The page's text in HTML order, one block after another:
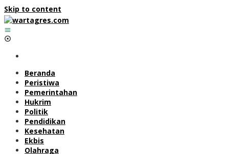
Skip to content
Beranda
Peristiwa
Pemerintahan
Hukrim
Politik
Pendidikan
Kesehatan
Ekbis
Olahraga